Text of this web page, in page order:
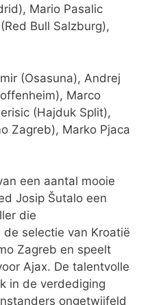
Mario Pasalic
Bull Salzburg),
(Osasuna), Andrej
Marco
(Hajduk Split),
Zagreb), Marko Pjaca
een aantal mooie
Josip Šutalo een
die
selectie van Kroatië
Zagreb en speelt
Ajax. De talentvolle
in de verdediging
ongetwijfeld